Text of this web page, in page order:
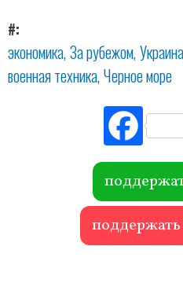
#
экономика За рубежом Украина
военная техника Черное море
Fac
ebo
ok